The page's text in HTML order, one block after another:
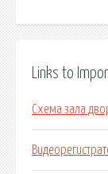
Links to
Схема зала